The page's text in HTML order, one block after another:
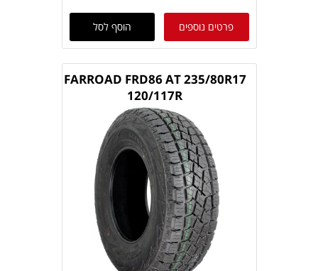
פרטים נוספים הוסף לסל
FARROAD FRD86 AT 235/80R17
120/117R